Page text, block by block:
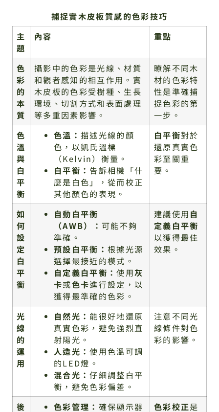
捕捉實木皮板質感的色彩技巧
主
題
內容 重點
色
彩
的
本
質
攝影中的色彩是光線、材質
和觀者感知的相互作用。實
木皮板的色彩受樹種、生長
環境、切割方式和表面處理
等多重因素影響。
瞭解不同木
材的色彩特
性是準確捕
捉色彩的第
一步。
色
溫
與
白
平
衡
色溫：描述光線的顏
色，以凱氏溫標
（Kelvin）衡量。
白平衡： 告訴相機「什
麼是白色」，從而校正
其他顏色的表現。
白平衡對於
還原真實色
彩至關重
要。
如
何
設
定
白
平
衡
自動白平衡
（AWB）： 可能不夠
準確。
預設白平衡：根據光源
選擇最接近的模式。
自定義白平衡：使用灰
卡或色卡進行設定，以
獲得最準確的色彩。
建議使用 自
定義白平衡
以獲得最佳
效果。
光
線
的
運
用
自然光： 能很好地還原
真實色彩，避免強烈直
射陽光。
人造光：使用色溫可調
的LED燈。
混合光：仔細調整白平
衡，避免色彩偏差。
注意不同光
線條件對色
彩的影響。
後
色彩管理： 確保顯示器
色彩校正是